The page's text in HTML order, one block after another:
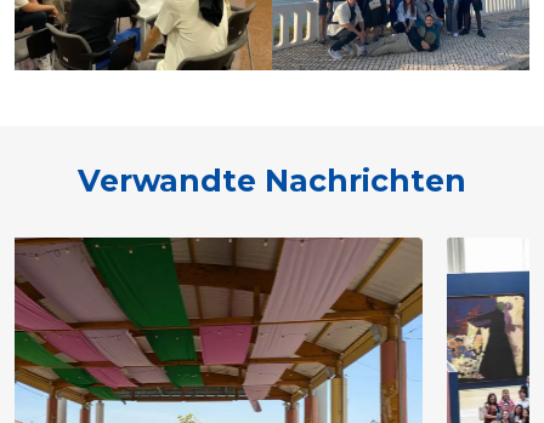
Verwandte Nachrichten